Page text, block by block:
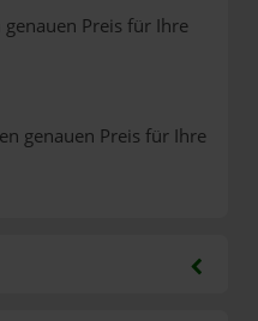
Preis für Ihre
genauen Preis für Ihre